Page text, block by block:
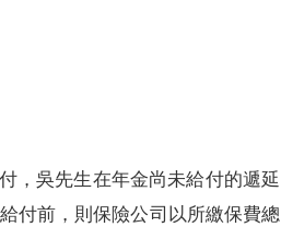
，吳先生在年金尚未給付的遞延
付前，則保險公司以所繳保費總